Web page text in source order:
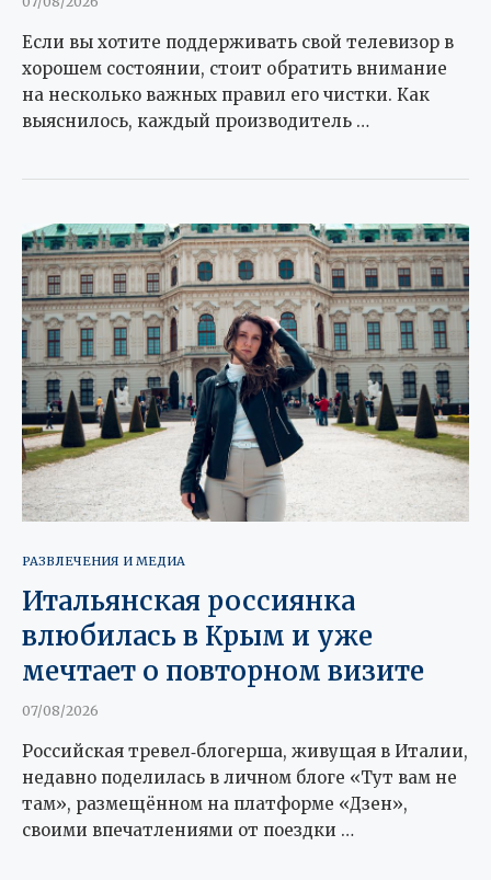
Если вы хотите поддерживать свой телевизор в
хорошем состоянии, стоит обратить внимание
на несколько важных правил его чистки. Как
выяснилось, каждый производитель …
РАЗВЛЕЧЕНИЯ И МЕДИА
Итальянская россиянка
влюбилась в Крым и уже
мечтает о повторном визите
07/08/2026
Российская тревел‑блогерша, живущая в Италии,
недавно поделилась в личном блоге «Тут вам не
там», размещённом на платформе «Дзен»,
своими впечатлениями от поездки …